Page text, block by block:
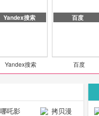
Yandex搜索
Yandex搜索
百度
百度
哪吒影
拷贝漫